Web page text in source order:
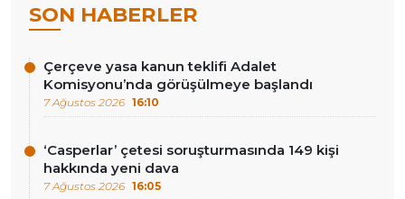
SON HABERLER
Çerçeve yasa kanun teklifi Adalet
Komisyonu’nda görüşülmeye başlandı
7 Ağustos 2026 16:10
‘Casperlar’ çetesi soruşturmasında 149 kişi
hakkında yeni dava
7 Ağustos 2026 16:05